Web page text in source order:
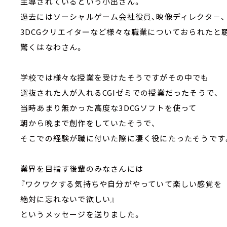
過去にはソーシャルゲーム会社役員、映像ディレクタ－、
3DCGクリエイターなど様々な職業についておられたと
驚くはなわさん。
学校では様々な授業を受けたそうですがその中でも
選抜された人が入れるCGIゼミでの授業だったそうで、
当時あまり無かった高度な3DCGソフトを使って
朝から晩まで創作をしていたそうで、
そこでの経験が職に付いた際に凄く役にたったそうです
業界を目指す後輩のみなさんには
『ワクワクする気持ちや自分がやっていて楽しい感覚を
絶対に忘れないで欲しい』
というメッセージを送りました。